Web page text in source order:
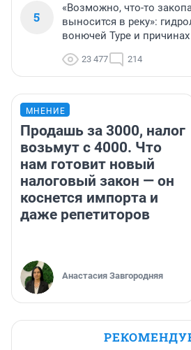
5
«Возможно, что-то
выносится в реку»:
вонючей Туре и
23 477 214
МНЕНИЕ
Продашь за 3000, налог
возьмут с 4000. Что
нам готовит новый
налоговый закон — он
коснется импорта и
даже репетиторов
Анастасия Завгородняя